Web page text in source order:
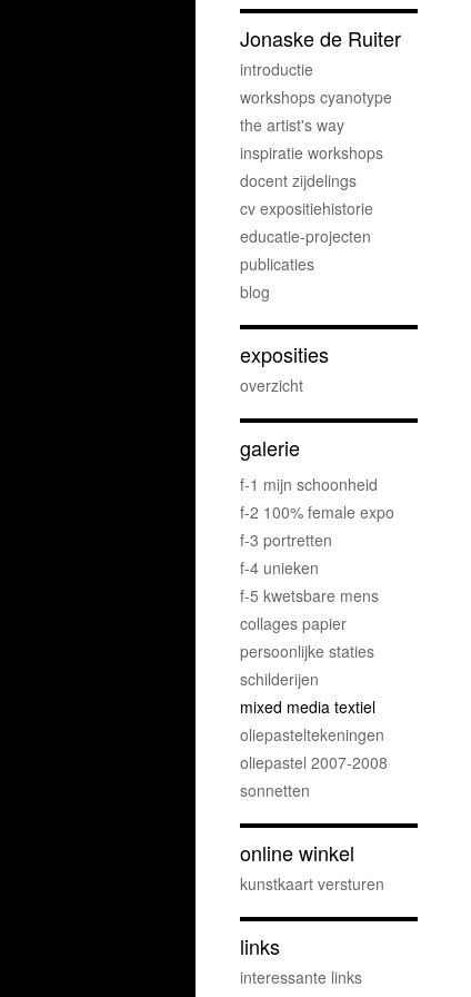
Jonaske de Ruiter
introductie
workshops cyanotype
the artist's way
inspiratie workshops
docent zijdelings
cv expositiehistorie
educatie-projecten
publicaties
blog
exposities
overzicht
galerie
f-1 mijn schoonheid
f-2 100% female expo
f-3 portretten
f-4 unieken
f-5 kwetsbare mens
collages papier
persoonlijke staties
schilderijen
mixed media textiel
oliepasteltekeningen
oliepastel 2007-2008
sonnetten
online winkel
kunstkaart versturen
links
interessante links